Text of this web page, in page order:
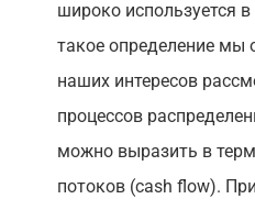
широко используется
такое определение мы
наших интересов
процессов
можно выразить в
потоков (cash flow).